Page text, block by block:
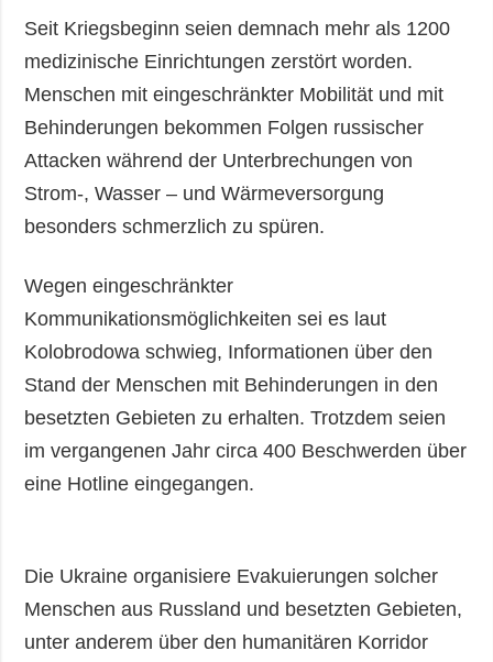
Seit Kriegsbeginn seien demnach mehr als 1200
medizinische Einrichtungen zerstört worden.
Menschen mit eingeschränkter Mobilität und mit
Behinderungen bekommen Folgen russischer
Attacken während der Unterbrechungen von
Strom-, Wasser – und Wärmeversorgung
besonders schmerzlich zu spüren.
Wegen eingeschränkter
Kommunikationsmöglichkeiten sei es laut
Kolobrodowa schwieg, Informationen über den
Stand der Menschen mit Behinderungen in den
besetzten Gebieten zu erhalten. Trotzdem seien
im vergangenen Jahr circa 400 Beschwerden über
eine Hotline eingegangen.
Die Ukraine organisiere Evakuierungen solcher
Menschen aus Russland und besetzten Gebieten,
unter anderem über den humanitären Korridor